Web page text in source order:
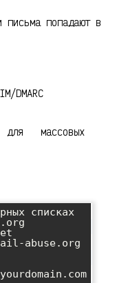
попадают в
DMARC
массовых
списках
abuse.org